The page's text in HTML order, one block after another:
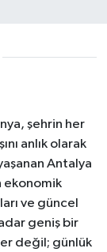
şehrin her
anlık olarak
Antalya
ekonomik
ve güncel
geniş bir
değil; günlük